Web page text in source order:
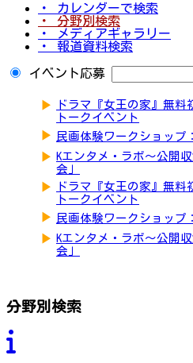
・ カレンダーで検索
・ 分野別検索
・ メディアギャラリー
・ 報道資料検索
イベント応募
▶
ドラマ『女王の家』無
トークイベント
▶ 民画体験ワークショップ
▶ Kエンタメ・ラボ～公開
会」
▶
ドラマ『女王の家』無
トークイベント
▶ 民画体験ワークショップ
▶ Kエンタメ・ラボ～公開
会」
分野別検索